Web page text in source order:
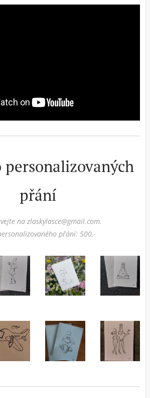
přání
na zlaskylasce@gmail.com.
přání: 500,-